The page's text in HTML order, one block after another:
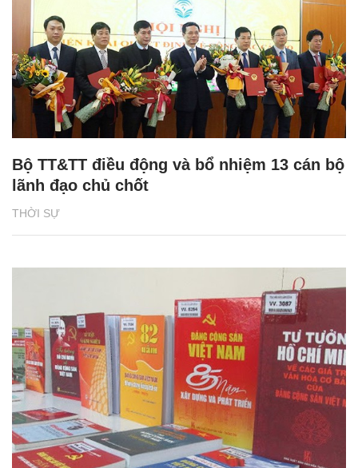
THỜI SỰ
Bộ TT&TT điều động và bổ nhiệm 13 cán bộ
lãnh đạo chủ chốt